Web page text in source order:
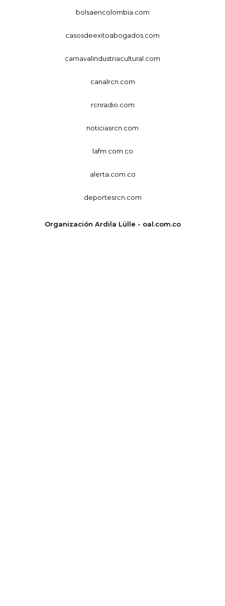
bolsaencolombia.com
casosdeexitoabogados.com
carnavalindustriacultural.com
canalrcn.com
rcnradio.com
noticiasrcn.com
lafm.com.co
alerta.com.co
deportesrcn.com
Organización Ardila Lülle - oal.com.co